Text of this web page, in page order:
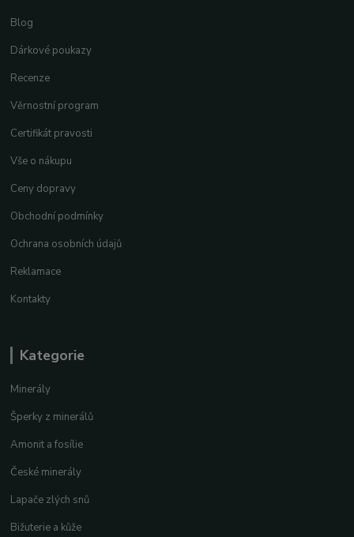
Blog
Dárkové poukazy
Recenze
Věrnostní program
Certifikát pravosti
Vše o nákupu
Ceny dopravy
Obchodní podmínky
Ochrana osobních údajů
Reklamace
Kontakty
Kategorie
Minerály
Šperky z minerálů
Amonit a fosílie
České minerály
Lapače zlých snů
Bižuterie a kůže